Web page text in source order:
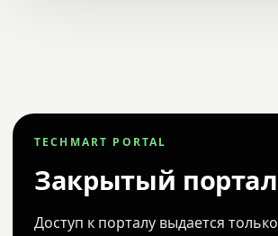
TECHMART PORTAL
Закрытый портал
Доступ к порталу выдается только